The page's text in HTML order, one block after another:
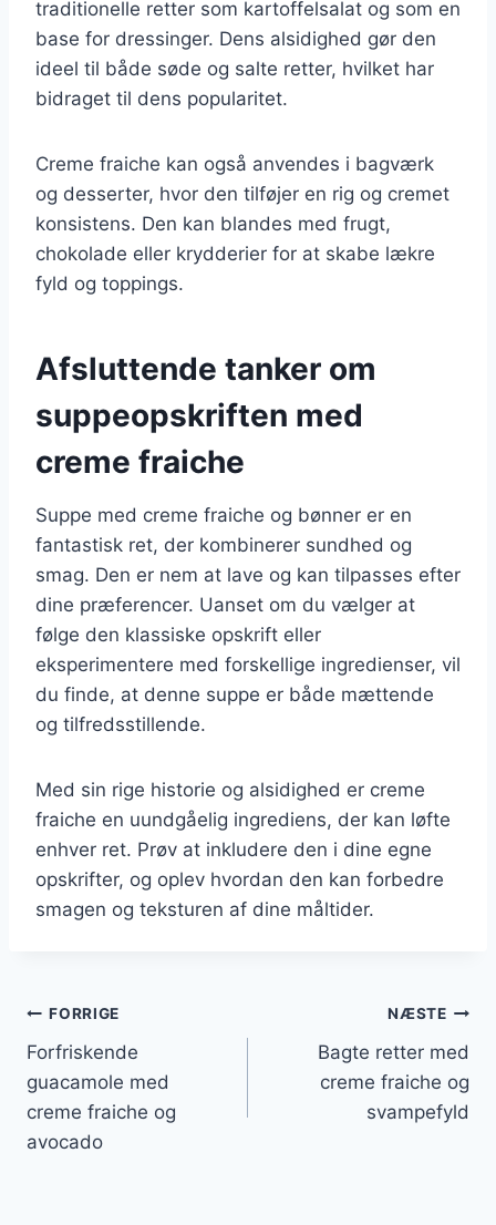
traditionelle retter som kartoffelsalat og som en
base for dressinger. Dens alsidighed gør den
ideel til både søde og salte retter, hvilket har
bidraget til dens popularitet.
Creme fraiche kan også anvendes i bagværk
og desserter, hvor den tilføjer en rig og cremet
konsistens. Den kan blandes med frugt,
chokolade eller krydderier for at skabe lækre
fyld og toppings.
Afsluttende tanker om
suppeopskriften med
creme fraiche
Suppe med creme fraiche og bønner er en
fantastisk ret, der kombinerer sundhed og
smag. Den er nem at lave og kan tilpasses efter
dine præferencer. Uanset om du vælger at
følge den klassiske opskrift eller
eksperimentere med forskellige ingredienser, vil
du finde, at denne suppe er både mættende
og tilfredsstillende.
Med sin rige historie og alsidighed er creme
fraiche en uundgåelig ingrediens, der kan løfte
enhver ret. Prøv at inkludere den i dine egne
opskrifter, og oplev hvordan den kan forbedre
smagen og teksturen af dine måltider.
Indlægsnavigation
FORRIGE
Forfriskende
guacamole med
creme fraiche og
avocado
NÆSTE
Bagte retter med
creme fraiche og
svampefyld